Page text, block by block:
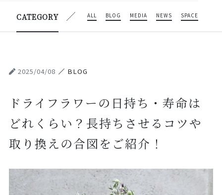
CATEGORY ALL BLOG MEDIA NEWS SPACE
2025/04/08 BLOG
ドライフラワーの日持ち・寿命は
どれくらい？長持ちさせるコツや
取り換えの合図をご紹介！